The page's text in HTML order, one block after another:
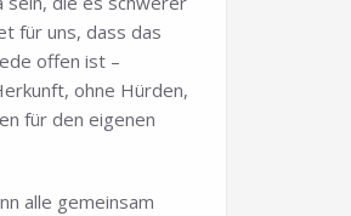
für uns, dass das
offen ist –
ohne Hürden,
für den eigenen
alle gemeinsam